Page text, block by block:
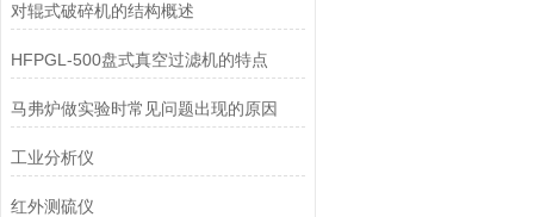
对辊式破碎机的结构概述
HFPGL-500盘式真空过滤机的特点
马弗炉做实验时常见问题出现的原因
工业分析仪
红外测硫仪